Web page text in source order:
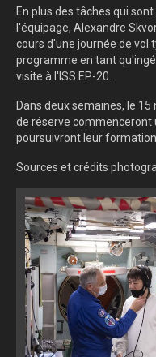
En plus des tâches qui
l'équipage, Alexandre
cours d'une journée de vol
programme en tant
visite à l'ISS EP-20.
Dans deux semaines, le
de réserve commenceront
poursuivront leur
Sources et crédits